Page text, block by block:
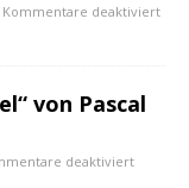
Kommentare deaktiviert
von Pascal
deaktiviert